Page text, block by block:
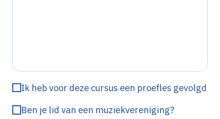
Ik heb voor deze cursus een proefles gevolgd
Ben je lid van een muziekvereniging?